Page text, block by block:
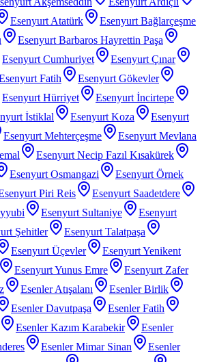
Esenyurt Atatürk
Esenyurt Bağlarçeşme
Esenyurt Barbaros Hayrettin Paşa
Esenyurt Cumhuriyet
Esenyurt Çınar
Fatih
Esenyurt Gökevler
Esenyurt Hürriyet
Esenyurt İncirtepe
İstiklal Esenyurt Koza
Esenyurt
Esenyurt Mehterçeşme
Esenyurt Mevlana
Esenyurt Necip Fazıl Kısakürek
Esenyurt Osmangazi
Esenyurt Örnek
Piri Reis
Esenyurt Saadetdere
Esenyurt Sultaniye
Esenyurt
Şehitler
Esenyurt Talatpaşa
Esenyurt Üçevler
Esenyurt Yenikent
Esenyurt Yunus Emre
Esenyurt Zafer
Esenler Atışalanı
Esenler Birlik
Esenler Davutpaşa
Esenler Fatih
Esenler Kazım Karabekir
Esenler
Esenler Mimar Sinan
Esenler